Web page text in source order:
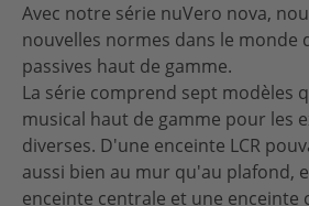
Avec notre série nuVero nova,
nouvelles normes dans le monde
passives haut de gamme.
La série comprend sept modèles
musical haut de gamme pour les
diverses. D'une enceinte LCR
aussi bien au mur qu'au plafond,
enceinte centrale et une enceinte